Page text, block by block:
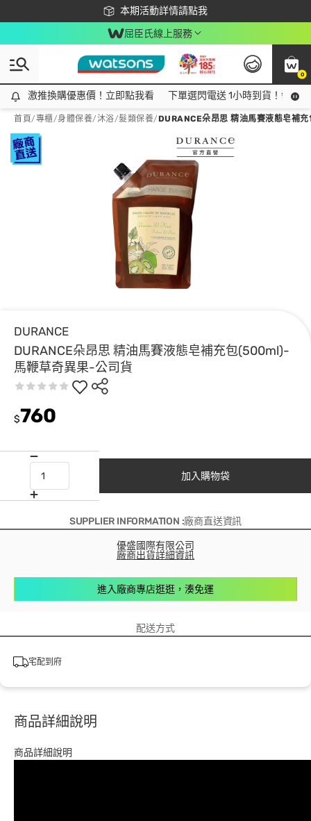
本期活動詳情請點我
下載app最高回饋$350
屈臣氏線上服務
0
激推換購優惠價！立即點我看
激推換購優惠價！立即點我看 下單選閃電送 1小時到貨！領神
首頁/專櫃/身體保養/沐浴/髮類保養/DURANCE朵昂思 精油馬賽液態皂補
DURANCE
DURANCE朵昂思 精油馬賽液態皂補充包(500ml)-
馬鞭草奇異果-公司貨
$760
加入購物袋
SUPPLIER INFORMATION :廠商直送資訊
優盛國際有限公司
廠商出貨詳細資訊
進入廠商專店逛逛，湊免運
配送方式
宅配到府
商品詳細說明
商品詳細說明